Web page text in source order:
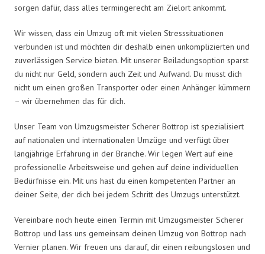
sorgen dafür, dass alles termingerecht am Zielort ankommt.
Wir wissen, dass ein Umzug oft mit vielen Stresssituationen
verbunden ist und möchten dir deshalb einen unkomplizierten und
zuverlässigen Service bieten. Mit unserer Beiladungsoption sparst
du nicht nur Geld, sondern auch Zeit und Aufwand. Du musst dich
nicht um einen großen Transporter oder einen Anhänger kümmern
– wir übernehmen das für dich.
Unser Team von Umzugsmeister Scherer Bottrop ist spezialisiert
auf nationalen und internationalen Umzüge und verfügt über
langjährige Erfahrung in der Branche. Wir legen Wert auf eine
professionelle Arbeitsweise und gehen auf deine individuellen
Bedürfnisse ein. Mit uns hast du einen kompetenten Partner an
deiner Seite, der dich bei jedem Schritt des Umzugs unterstützt.
Vereinbare noch heute einen Termin mit Umzugsmeister Scherer
Bottrop und lass uns gemeinsam deinen Umzug von Bottrop nach
Vernier planen. Wir freuen uns darauf, dir einen reibungslosen und